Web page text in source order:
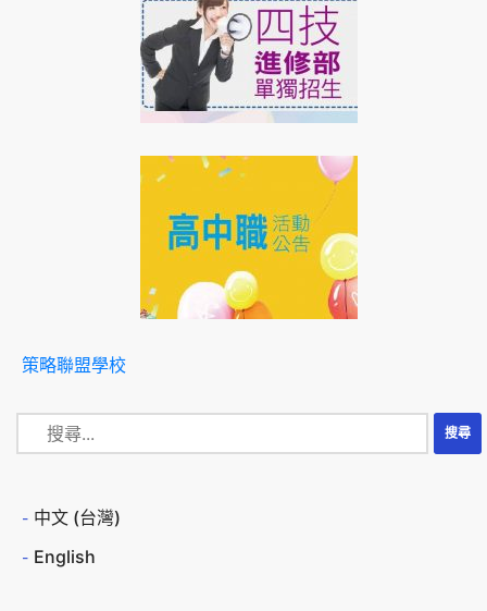
策略聯盟學校
中文 (台灣)
English